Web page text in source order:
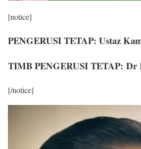
[notice]
PENGERUSI TETAP: Ustaz
TIMB PENGERUSI TETAP: Dr
[/notice]